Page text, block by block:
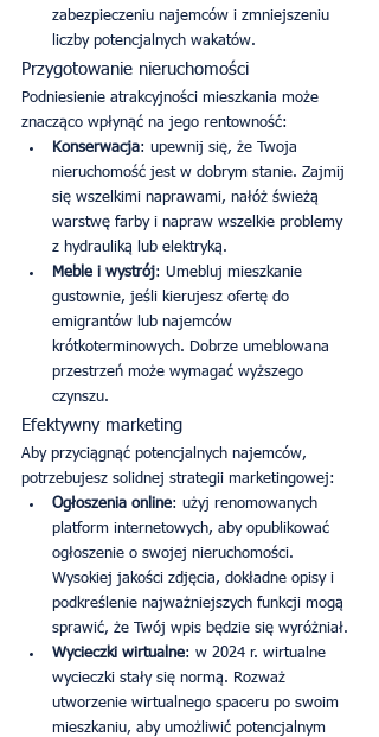
zabezpieczeniu najemców i zmniejszeniu
liczby potencjalnych wakatów.
Przygotowanie nieruchomości
Podniesienie atrakcyjności mieszkania może
znacząco wpłynąć na jego rentowność:
Konserwacja: upewnij się, że Twoja
nieruchomość jest w dobrym stanie. Zajmij
się wszelkimi naprawami, nałóż świeżą
warstwę farby i napraw wszelkie problemy
z hydrauliką lub elektryką.
Meble i wystrój: Umebluj mieszkanie
gustownie, jeśli kierujesz ofertę do
emigrantów lub najemców
krótkoterminowych. Dobrze umeblowana
przestrzeń może wymagać wyższego
czynszu.
Efektywny marketing
Aby przyciągnąć potencjalnych najemców,
potrzebujesz solidnej strategii marketingowej:
Ogłoszenia online: użyj renomowanych
platform internetowych, aby opublikować
ogłoszenie o swojej nieruchomości.
Wysokiej jakości zdjęcia, dokładne opisy i
podkreślenie najważniejszych funkcji mogą
sprawić, że Twój wpis będzie się wyróżniał.
Wycieczki wirtualne: w 2024 r. wirtualne
wycieczki stały się normą. Rozważ
utworzenie wirtualnego spaceru po swoim
mieszkaniu, aby umożliwić potencjalnym